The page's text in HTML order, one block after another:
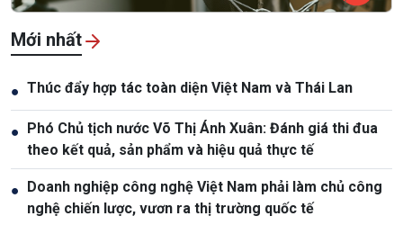
Mới nhất
● Thúc đẩy hợp tác toàn diện Việt Nam và Thái Lan
● Phó Chủ tịch nước Võ Thị Ánh Xuân: Đánh giá thi đua
theo kết quả, sản phẩm và hiệu quả thực tế
● Doanh nghiệp công nghệ Việt Nam phải làm chủ công
nghệ chiến lược, vươn ra thị trường quốc tế